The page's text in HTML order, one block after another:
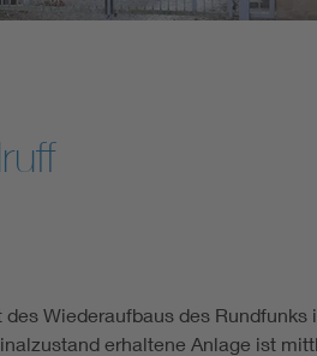
Wiederaufbaus des
erhaltene Anlage ist